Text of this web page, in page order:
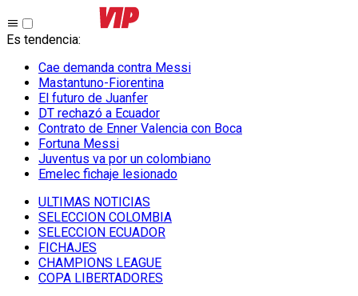
Es tendencia:
Cae demanda contra Messi
Mastantuno-Fiorentina
El futuro de Juanfer
DT rechazó a Ecuador
Contrato de Enner Valencia con Boca
Fortuna Messi
Juventus va por un colombiano
Emelec fichaje lesionado
ULTIMAS NOTICIAS
SELECCION COLOMBIA
SELECCION ECUADOR
FICHAJES
CHAMPIONS LEAGUE
COPA LIBERTADORES